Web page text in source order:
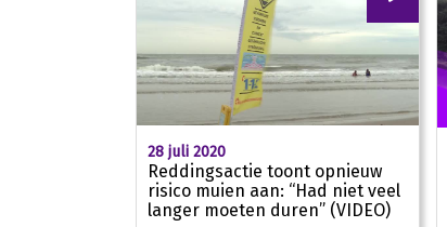
02:02
28 juli 2020
Reddingsactie toont opnieuw
risico muien aan: “Had niet veel
langer moeten duren” (VIDEO)